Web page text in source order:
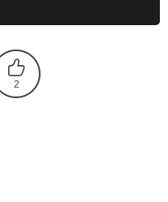
2